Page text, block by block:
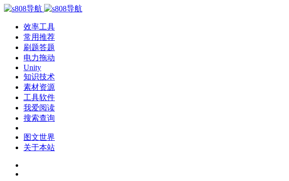
效率工具
常用推荐
刷题答题
电力拖动
Unity
知识技术
素材资源
工具软件
我爱阅读
搜索查询
图文世界
关于本站